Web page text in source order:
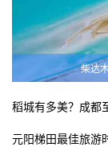
柴达
稻城有多美？成都
元阳梯田最佳旅游